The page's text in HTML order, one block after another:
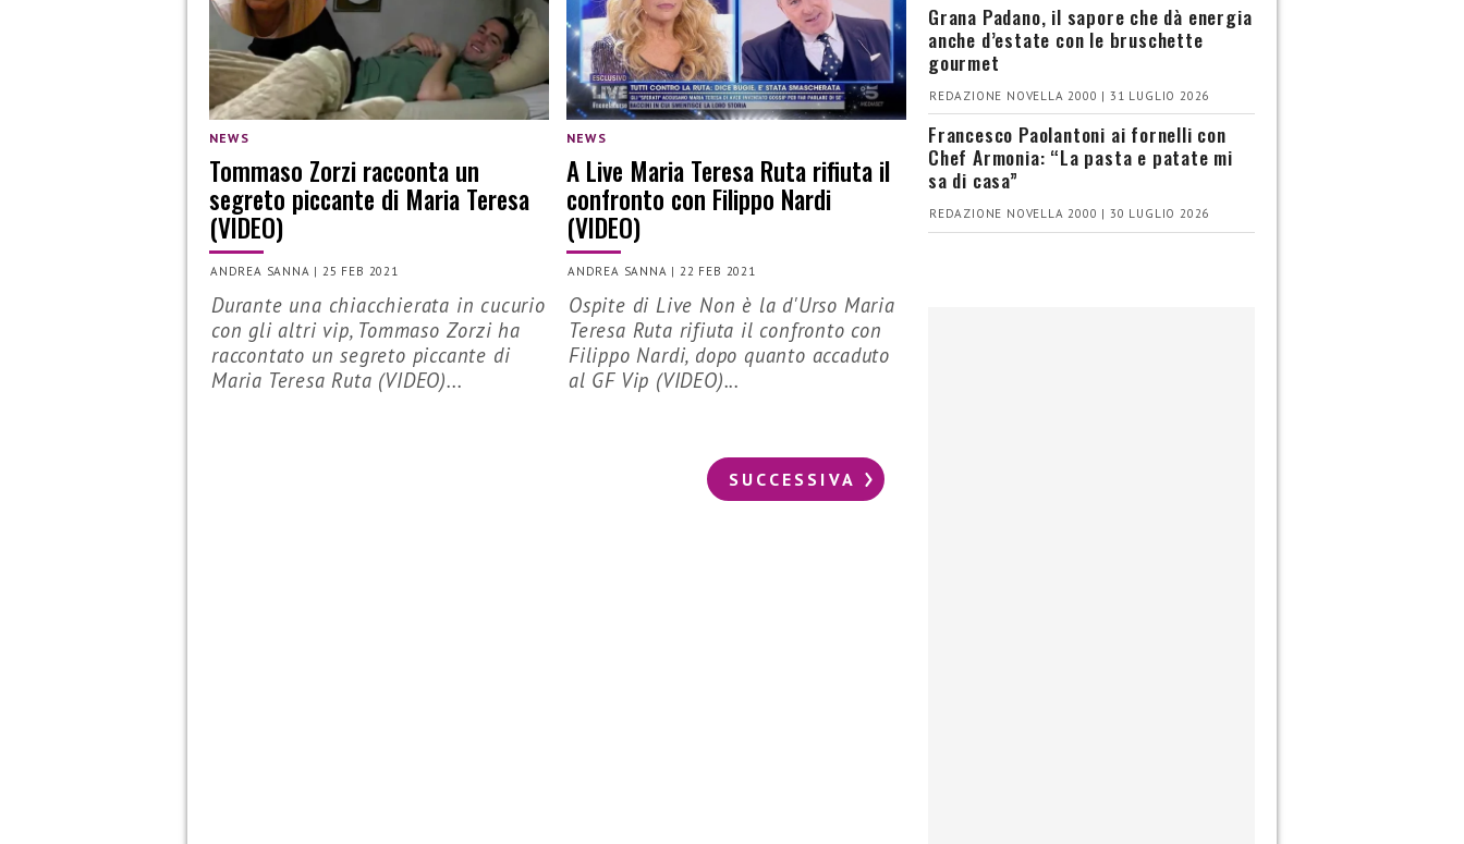
NEWS
Tommaso Zorzi racconta un
segreto piccante di Maria Teresa
(VIDEO)
ANDREA SANNA |25 FEB 2021
Durante una chiacchierata in cucurio
con gli altri vip, Tommaso Zorzi ha
raccontato un segreto piccante di
Maria Teresa Ruta (VIDEO)...
NEWS
A Live Maria Teresa Ruta rifiuta il
confronto con Filippo Nardi
(VIDEO)
ANDREA SANNA |22 FEB 2021
Ospite di Live Non è la d'Urso Maria
Teresa Ruta rifiuta il confronto con
Filippo Nardi, dopo quanto accaduto
al GF Vip (VIDEO)...
SUCCESSIVA
Grana Padano, il sapore che dà energia
anche d’estate con le bruschette
gourmet
REDAZIONE NOVELLA 2000 | 31 LUGLIO 2026
Francesco Paolantoni ai fornelli con
Chef Armonia: “La pasta e patate mi
sa di casa”
REDAZIONE NOVELLA 2000 | 30 LUGLIO 2026